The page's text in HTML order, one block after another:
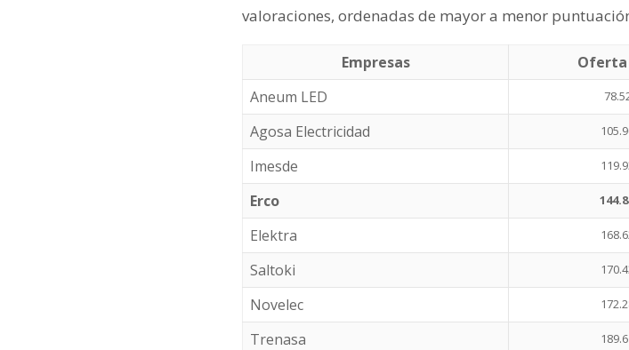
valoraciones, ordenadas de mayor a menor
Empresas Oferta
Aneum LED
Agosa Electricidad
Imesde
Erco
Elektra
Saltoki
Novelec
Trenasa